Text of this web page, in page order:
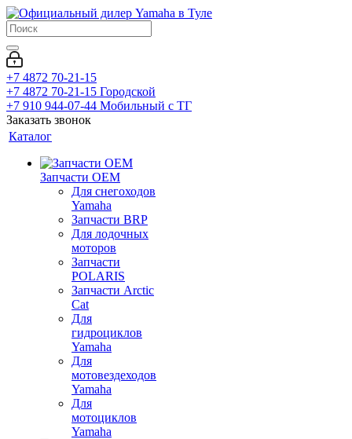
+7 4872 70-21-15
+7 4872 70-21-15 Городской
+7 910 944-07-44 Мобильный с ТГ
Заказать звонок
Каталог
Запчасти OEM
Для снегоходов
Yamaha
Запчасти BRP
Для лодочных
моторов
Запчасти
POLARIS
Запчасти Arctic
Cat
Для
гидроциклов
Yamaha
Для
мотовездеходов
Yamaha
Для
мотоциклов
Yamaha